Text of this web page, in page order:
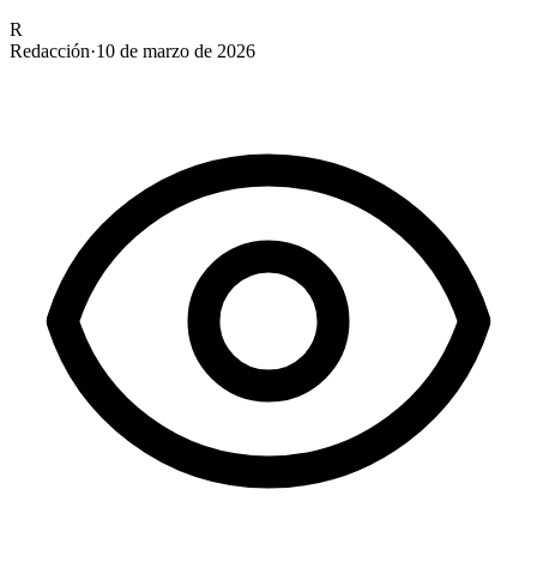
R
Redacción·10 de marzo de 2026